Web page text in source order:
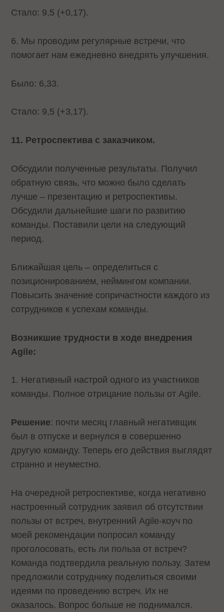
Стало: 9,5 (+0,17).
6. Мы проводим регулярные встречи, что
помогает нам ежедневно внедрять улучшения.
Было: 6,33.
Стало: 9,5 (+3,17).
11. Ретроспектива с заказчиком.
Обсудили полученные результаты. Получил
обратную связь, что можно было сделать
лучше – презентацию и ретроспективы.
Обсудили дальнейшие шаги по развитию
команды. Поставили цели на следующий
период.
Ближайшая цель – определиться с
позиционированием, неймингом компании.
Повысить значение сопричастности каждого из
сотрудников к успехам команды.
Возникшие трудности в ходе внедрения
Agile:
1. Негативный настрой одного из участников
команды. Полное отрицание пользы от Agile.
Решение: почти месяц главный негативщик
был в отпуске и вернулся в совершенно
другую команду. Теперь его действия выглядят
странно и неуместно.
На очередной ретроспективе, когда негативно
настроенный сотрудник заявил об отсутствии
пользы от встреч, внутренний Agile-коуч по
моей рекомендации попросил команду
проголосовать, есть ли польза от встреч?
Команда подтвердила реальную пользу. Затем
предложили сотруднику поделиться своими
идеями по проведению встреч. Их не
оказалось. Вопрос больше не поднимался.